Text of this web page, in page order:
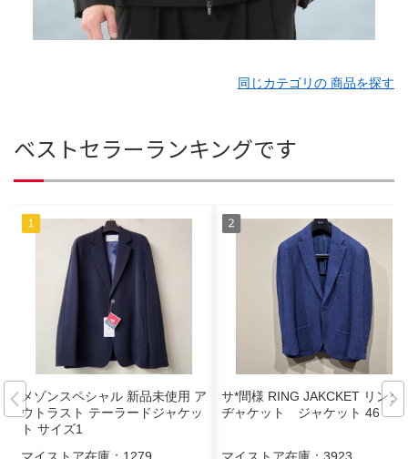
同じカテゴリの 商品を探す
ベストセラーランキングです
メゾンスペシャル 新品未使用 ア
ウトラスト テーラードジャケッ
ト サイズ1
サ*間様 RING JAKCKET リング
ヂャケット ジャケット 46